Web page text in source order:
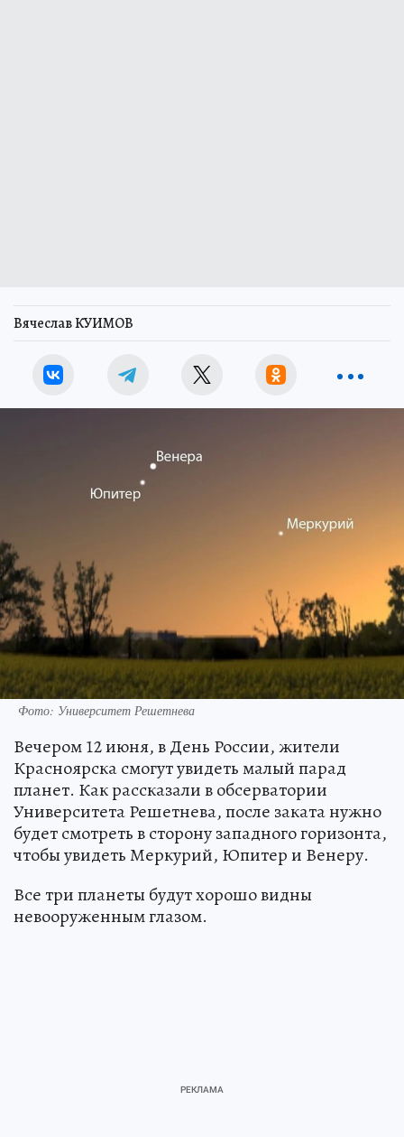
Вячеслав КУИМОВ
Фото: Университет Решетнева
Вечером 12 июня, в День России, жители
Красноярска смогут увидеть малый парад
планет. Как рассказали в обсерватории
Университета Решетнева, после заката нужно
будет смотреть в сторону западного горизонта,
чтобы увидеть Меркурий, Юпитер и Венеру.
Все три планеты будут хорошо видны
невооруженным глазом.